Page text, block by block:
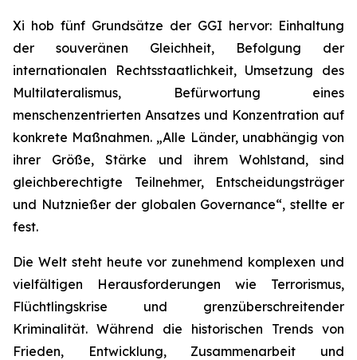
Xi hob fünf Grundsätze der GGI hervor: Einhaltung
der souveränen Gleichheit, Befolgung der
internationalen Rechtsstaatlichkeit, Umsetzung des
Multilateralismus, Befürwortung eines
menschenzentrierten Ansatzes und Konzentration auf
konkrete Maßnahmen. „Alle Länder, unabhängig von
ihrer Größe, Stärke und ihrem Wohlstand, sind
gleichberechtigte Teilnehmer, Entscheidungsträger
und Nutznießer der globalen Governance“, stellte er
fest.
Die Welt steht heute vor zunehmend komplexen und
vielfältigen Herausforderungen wie Terrorismus,
Flüchtlingskrise und grenzüberschreitender
Kriminalität. Während die historischen Trends von
Frieden, Entwicklung, Zusammenarbeit und